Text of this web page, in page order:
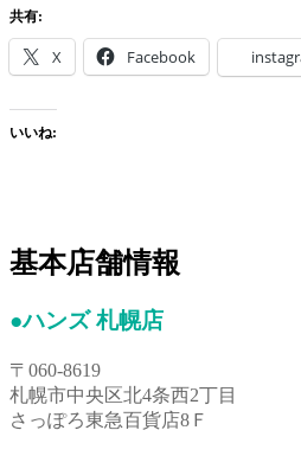
共有:
X Facebook
いいね:
基本店舗情報
●ハンズ 札幌店
〒060-8619
札幌市中央区北4条西2丁目
さっぽろ東急百貨店8Ｆ